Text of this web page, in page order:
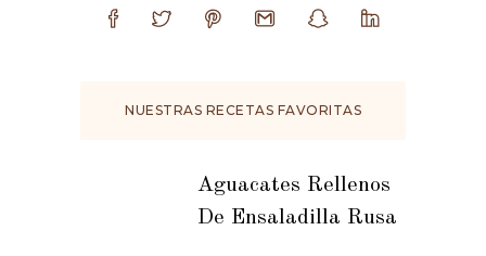
NUESTRAS RECETAS FAVORITAS
Aguacates Rellenos
De Ensaladilla Rusa